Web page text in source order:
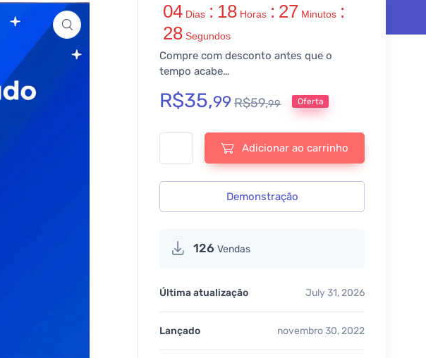
04 Dias : 18 Horas : 27 Minutos :
28 Segundos
Compre com desconto antes que o
tempo acabe…
R$35,99R$59,99 Oferta
Pretty Links Pro | Custom Link Shortener, Branded Link
Adicionar ao carrinho
Demonstração
126 Vendas
Última atualização July 31, 2026
Lançado novembro 30, 2022